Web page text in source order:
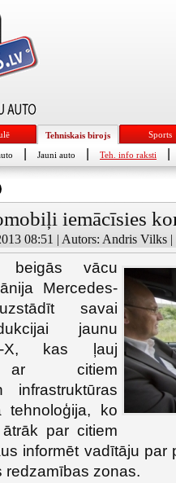
Tehniskais birojs Sports
Jauni auto Teh. info raksti
iemācīsies
08:51 | Autors: Andris Vilks
vācu
Mercedes-
savai
jaunu
X, kas ļauj
ar citiem
infrastruktūras
tehnoloģija, ko
par citiem
informēt vadītāju par
redzamības zonas.